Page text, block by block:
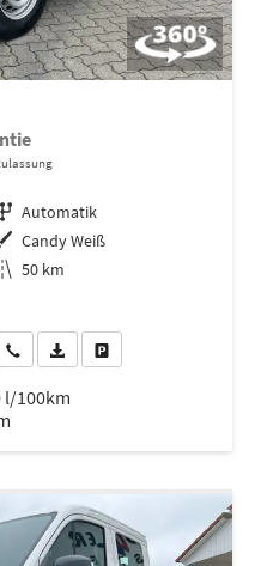
Getriebe Automatik
Außenfarbe Candy Weiß
Kilometerstand 50 km
Wir rufen Sie anFahrzeugexposé (PDF)
l/100km